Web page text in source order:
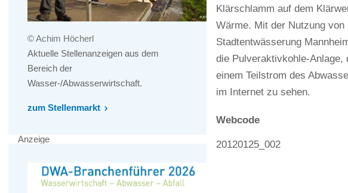
Klärschlamm auf dem
Wärme. Mit der Nutzung
Stadtentwässerung
die Pulveraktivkohle-Anlage,
einem Teilstrom des
im Internet zu sehen.
Webcode
20120125_002
© Achim Höcherl
Aktuelle Stellenanzeigen aus dem
Bereich der
Wasser-/Abwasserwirtschaft.
zum Stellenmarkt
Anzeige